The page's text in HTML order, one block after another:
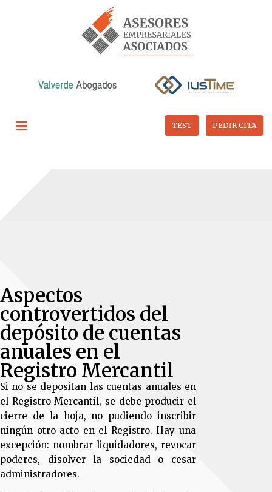
TEST PEDIR CITA
Aspectos
controvertidos del
depósito de cuentas
anuales en el
Registro Mercantil
Si no se depositan las cuentas anuales en
el Registro Mercantil, se debe producir el
cierre de la hoja, no pudiendo inscribir
ningún otro acto en el Registro. Hay una
excepción: nombrar liquidadores, revocar
poderes, disolver la sociedad o cesar
administradores.